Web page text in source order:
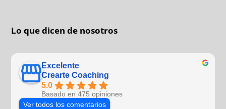
Lo que dicen de nosotros
Excelente
Crearte Coaching
5.0
Basado en 475 opiniones
Ver todos los comentarios